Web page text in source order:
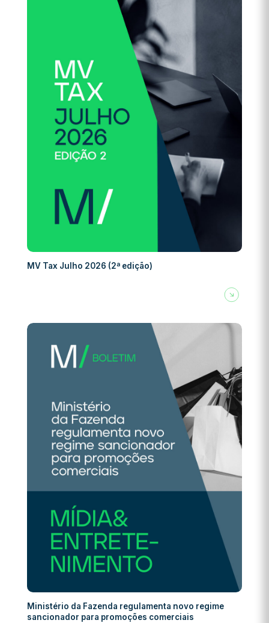
MV Tax Julho 2026 (2ª edição)
Ministério da Fazenda regulamenta novo regime
sancionador para promoções comerciais